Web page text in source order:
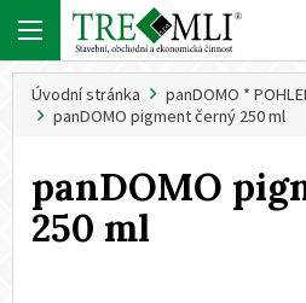
Úvodní stránka
panDOMO *
panDOMO pigment černý 250 ml
panDOMO
250 ml